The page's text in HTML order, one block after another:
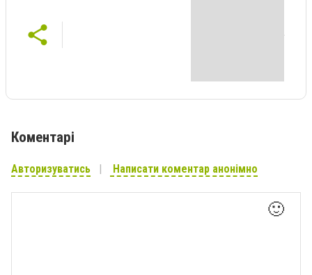
Коментарі
Авторизуватись Написати коментар анонімно
🙂